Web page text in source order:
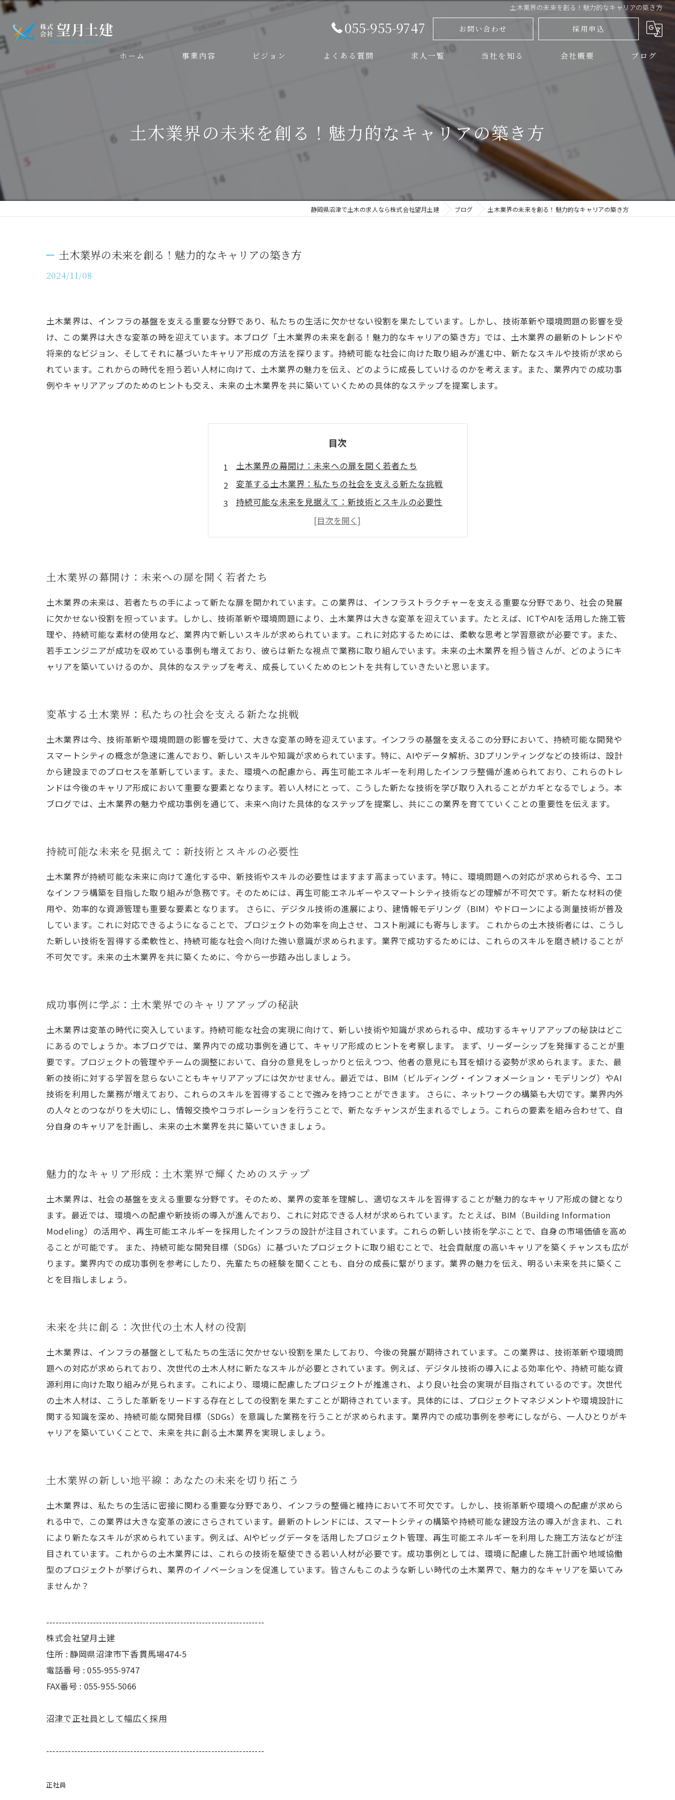
土木業界の未来を創る！魅力的なキャリアの築き方
055-955-9747 お問い合わせ 採用申込
ホーム 事業内容 ビジョン よくある質問 求人一覧 当社を知る
伊豆の国市の土木
正社員
アルバイト
会社概要 ブログ
土木業界の未来を創る！魅力的なキャリアの築き方
静岡県沼津で土木の求人なら株式会社望月土建 ブログ 土木業界の未来を創る！魅力的なキャリアの築き方
土木業界の未来を創る！魅力的なキャリアの築き方
2024/11/08
土木業界は、インフラの基盤を支える重要な分野であり、私たちの生活に欠かせない役割を果たしています。しかし、技術革新や環境問題の影響を受
け、この業界は大きな変革の時を迎えています。本ブログ「土木業界の未来を創る！魅力的なキャリアの築き方」では、土木業界の最新のトレンドや
将来的なビジョン、そしてそれに基づいたキャリア形成の方法を探ります。持続可能な社会に向けた取り組みが進む中、新たなスキルや技術が求めら
れています。これからの時代を担う若い人材に向けて、土木業界の魅力を伝え、どのように成長していけるのかを考えます。また、業界内での成功事
例やキャリアアップのためのヒントも交え、未来の土木業界を共に築いていくための具体的なステップを提案します。
目次
土木業界の幕開け：未来への扉を開く若者たち
変革する土木業界：私たちの社会を支える新たな挑戦
持続可能な未来を見据えて：新技術とスキルの必要性
成功事例に学ぶ：土木業界でのキャリアアップの秘訣
魅力的なキャリア形成：土木業界で輝くためのステップ
土木業界の新しい地平線：あなたの未来を切り拓こう
土木業界の幕開け：未来への扉を開く若者たち
土木業界の未来は、若者たちの手によって新たな扉を開かれています。この業界は、インフラストラクチャーを支える重要な分野であり、社会の発展
に欠かせない役割を担っています。しかし、技術革新や環境問題により、土木業界は大きな変革を迎えています。たとえば、ICTやAIを活用した施工管
理や、持続可能な素材の使用など、業界内で新しいスキルが求められています。これに対応するためには、柔軟な思考と学習意欲が必要です。また、
若手エンジニアが成功を収めている事例も増えており、彼らは新たな視点で業務に取り組んでいます。未来の土木業界を担う皆さんが、どのようにキ
ャリアを築いていけるのか、具体的なステップを考え、成長していくためのヒントを共有していきたいと思います。
変革する土木業界：私たちの社会を支える新たな挑戦
土木業界は今、技術革新や環境問題の影響を受けて、大きな変革の時を迎えています。インフラの基盤を支えるこの分野において、持続可能な開発や
スマートシティの概念が急速に進んでおり、新しいスキルや知識が求められています。特に、AIやデータ解析、3Dプリンティングなどの技術は、設計
から建設までのプロセスを革新しています。また、環境への配慮から、再生可能エネルギーを利用したインフラ整備が進められており、これらのトレ
ンドは今後のキャリア形成において重要な要素となります。若い人材にとって、こうした新たな技術を学び取り入れることがカギとなるでしょう。本
ブログでは、土木業界の魅力や成功事例を通じて、未来へ向けた具体的なステップを提案し、共にこの業界を育てていくことの重要性を伝えます。
持続可能な未来を見据えて：新技術とスキルの必要性
土木業界が持続可能な未来に向けて進化する中、新技術やスキルの必要性はますます高まっています。特に、環境問題への対応が求められる今、エコ
なインフラ構築を目指した取り組みが急務です。そのためには、再生可能エネルギーやスマートシティ技術などの理解が不可欠です。新たな材料の使
用や、効率的な資源管理も重要な要素となります。 さらに、デジタル技術の進展により、建情報モデリング（BIM）やドローンによる測量技術が普及
しています。これに対応できるようになることで、プロジェクトの効率を向上させ、コスト削減にも寄与します。 これからの土木技術者には、こうし
た新しい技術を習得する柔軟性と、持続可能な社会へ向けた強い意識が求められます。業界で成功するためには、これらのスキルを磨き続けることが
不可欠です。未来の土木業界を共に築くために、今から一歩踏み出しましょう。
成功事例に学ぶ：土木業界でのキャリアアップの秘訣
土木業界は変革の時代に突入しています。持続可能な社会の実現に向けて、新しい技術や知識が求められる中、成功するキャリアアップの秘訣はどこ
にあるのでしょうか。本ブログでは、業界内での成功事例を通じて、キャリア形成のヒントを考察します。 まず、リーダーシップを発揮することが重
要です。プロジェクトの管理やチームの調整において、自分の意見をしっかりと伝えつつ、他者の意見にも耳を傾ける姿勢が求められます。また、最
新の技術に対する学習を怠らないこともキャリアアップには欠かせません。最近では、BIM（ビルディング・インフォメーション・モデリング）やAI
技術を利用した業務が増えており、これらのスキルを習得することで強みを持つことができます。 さらに、ネットワークの構築も大切です。業界内外
の人々とのつながりを大切にし、情報交換やコラボレーションを行うことで、新たなチャンスが生まれるでしょう。これらの要素を組み合わせて、自
分自身のキャリアを計画し、未来の土木業界を共に築いていきましょう。
魅力的なキャリア形成：土木業界で輝くためのステップ
土木業界は、社会の基盤を支える重要な分野です。そのため、業界の変革を理解し、適切なスキルを習得することが魅力的なキャリア形成の鍵となり
ます。最近では、環境への配慮や新技術の導入が進んでおり、これに対応できる人材が求められています。たとえば、BIM（Building Information
Modeling）の活用や、再生可能エネルギーを採用したインフラの設計が注目されています。これらの新しい技術を学ぶことで、自身の市場価値を高め
ることが可能です。 また、持続可能な開発目標（SDGs）に基づいたプロジェクトに取り組むことで、社会貢献度の高いキャリアを築くチャンスも広が
ります。業界内での成功事例を参考にしたり、先輩たちの経験を聞くことも、自分の成長に繋がります。業界の魅力を伝え、明るい未来を共に築くこ
とを目指しましょう。
未来を共に創る：次世代の土木人材の役割
土木業界は、インフラの基盤として私たちの生活に欠かせない役割を果たしており、今後の発展が期待されています。この業界は、技術革新や環境問
題への対応が求められており、次世代の土木人材に新たなスキルが必要とされています。例えば、デジタル技術の導入による効率化や、持続可能な資
源利用に向けた取り組みが見られます。これにより、環境に配慮したプロジェクトが推進され、より良い社会の実現が目指されているのです。次世代
の土木人材は、こうした革新をリードする存在としての役割を果たすことが期待されています。具体的には、プロジェクトマネジメントや環境設計に
関する知識を深め、持続可能な開発目標（SDGs）を意識した業務を行うことが求められます。業界内での成功事例を参考にしながら、一人ひとりがキ
ャリアを築いていくことで、未来を共に創る土木業界を実現しましょう。
土木業界の新しい地平線：あなたの未来を切り拓こう
土木業界は、私たちの生活に密接に関わる重要な分野であり、インフラの整備と維持において不可欠です。しかし、技術革新や環境への配慮が求めら
れる中で、この業界は大きな変革の波にさらされています。最新のトレンドには、スマートシティの構築や持続可能な建設方法の導入が含まれ、これ
により新たなスキルが求められています。例えば、AIやビッグデータを活用したプロジェクト管理、再生可能エネルギーを利用した施工方法などが注
目されています。これからの土木業界には、これらの技術を駆使できる若い人材が必要です。成功事例としては、環境に配慮した施工計画や地域協働
型のプロジェクトが挙げられ、業界のイノベーションを促進しています。皆さんもこのような新しい時代の土木業界で、魅力的なキャリアを築いてみ
ませんか？
----------------------------------------------------------------------
株式会社望月土建
住所 : 静岡県沼津市下香貫馬場474-5
電話番号 : 055-955-9747
FAX番号 : 055-955-5066
沼津で正社員として幅広く採用
----------------------------------------------------------------------
正社員